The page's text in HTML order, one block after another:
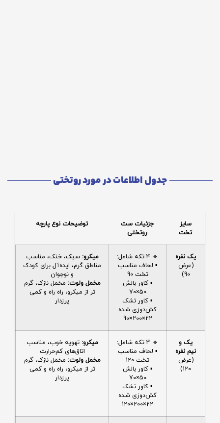
جدول اطلاعات در مورد روتختی
سایز
تخت
جزئیات ست
روتختی
توضیحات نوع پارچه
یک نفره
(عرض
90)
🔹 4 تکه شامل:
▪️ لحاف مناسب
تخت 90
▪️ کاور بالش
50×70
▪️ کاور تشک
کش‌دوزی شده
22×200×90
میکرو: سبک، خنک، مناسب
مناطق گرم، ایده‌آل برای کودک
و نوجوان
مخمل ولوت: مخمل نازک، گرم
تر از میکرو، راه راه و کمی
پرزدار
یک و
نیم نفره
(عرض
120)
🔹 4 تکه شامل:
▪️ لحاف مناسب
تخت 120
▪️ کاور بالش
50×70
▪️ کاور تشک
کش‌دوزی شده
22×200×120
میکرو: تهویه خوب، مناسب
اتاق‌های کم‌حرارت
مخمل ولوت: مخمل نازک، گرم
تر از میکرو، راه راه و کمی
پرزدار